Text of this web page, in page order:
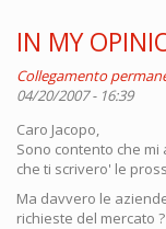
IN MY
Collegamento
04/20/2007 - 16:39
Caro Jacopo,
Sono contento che
che ti scrivero' le
Ma davvero le
richieste del mercato ?